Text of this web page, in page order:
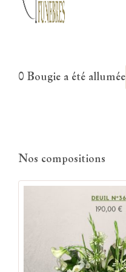
0 Bougie a été allumée
Nos compositions